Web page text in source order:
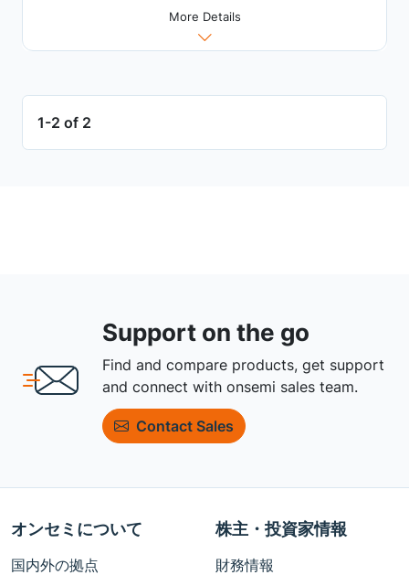
More Details
1-2 of 2
Support on the go
Find and compare products, get support
and connect with onsemi sales team.
Contact Sales
オンセミについて
国内外の拠点
株主・投資家情報
財務情報